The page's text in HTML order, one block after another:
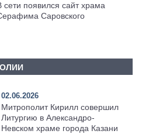
сети появился сайт храма
Саровского
02.06.2026
Митрополит Кирилл совершил
Литургию в Александро-
Невском храме города Казани